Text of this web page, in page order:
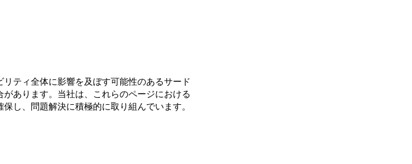
ティ全体に影響を及ぼす可能性のあるサード
あります。当社は、これらのページにおける
し、問題解決に積極的に取り組んでいます。